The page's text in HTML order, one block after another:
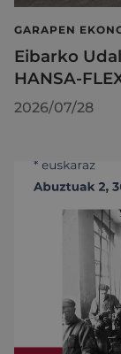
GARAPEN
Eibarko
HANSA-
2026/07/28